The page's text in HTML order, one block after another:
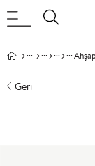
Geri